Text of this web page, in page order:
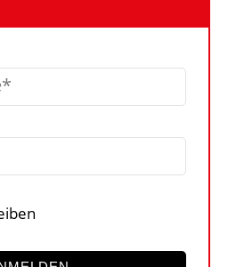
VIDEOS
& BÜHNE